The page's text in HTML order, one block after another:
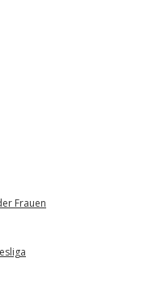
Frauen